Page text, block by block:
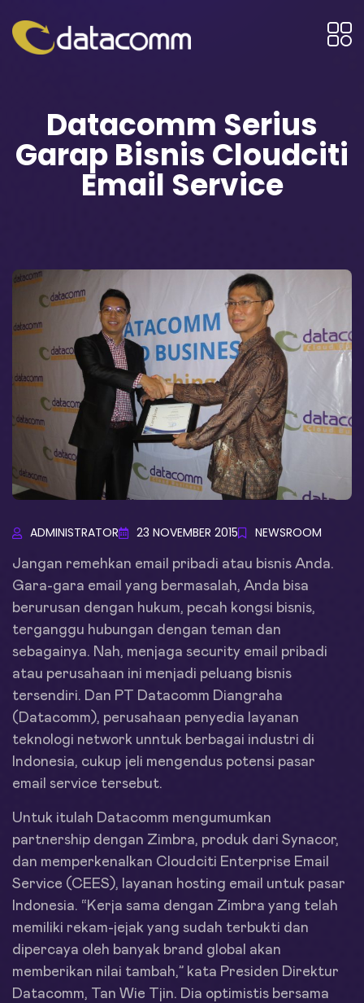
Datacomm Serius
Garap Bisnis Cloudciti
Email Service
ADMINISTRATOR 23 NOVEMBER 2015 NEWSROOM
Jangan remehkan email pribadi atau bisnis Anda.
Gara-gara email yang bermasalah, Anda bisa
berurusan dengan hukum, pecah kongsi bisnis,
terganggu hubungan dengan teman dan
sebagainya. Nah, menjaga security email pribadi
atau perusahaan ini menjadi peluang bisnis
tersendiri. Dan PT Datacomm Diangraha
(Datacomm), perusahaan penyedia layanan
teknologi network unntuk berbagai industri di
Indonesia, cukup jeli mengendus potensi pasar
email service tersebut.
Untuk itulah Datacomm mengumumkan
partnership dengan Zimbra, produk dari Synacor,
dan memperkenalkan Cloudciti Enterprise Email
Service (CEES), layanan hosting email untuk pasar
Indonesia. “Kerja sama dengan Zimbra yang telah
memiliki rekam-jejak yang sudah terbukti dan
dipercaya oleh banyak brand global akan
memberikan nilai tambah,” kata Presiden Direktur
Datacomm, Tan Wie Tjin. Dia optimistis bersama